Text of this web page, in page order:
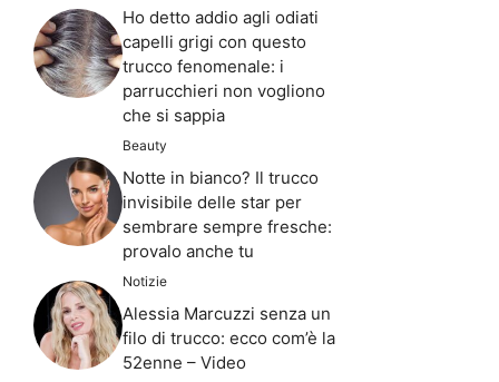
Ho detto addio agli odiati
capelli grigi con questo
trucco fenomenale: i
parrucchieri non vogliono
che si sappia
Beauty
Notte in bianco? Il trucco
invisibile delle star per
sembrare sempre fresche:
provalo anche tu
Notizie
Alessia Marcuzzi senza un
filo di trucco: ecco com’è la
52enne – Video